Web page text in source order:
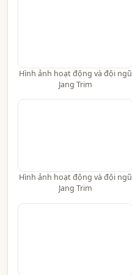
Hình ảnh hoạt động và đội ngũ
Jang Trim
Hình ảnh hoạt động và đội ngũ
Jang Trim